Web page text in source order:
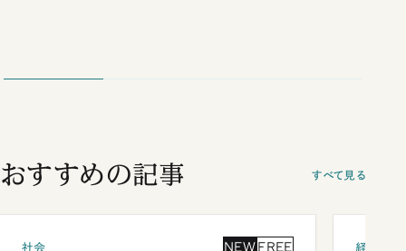
おすすめの記事 すべて見る
社会 NEW FREE 経済・ビ